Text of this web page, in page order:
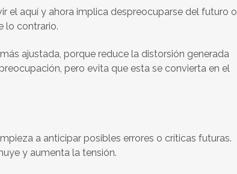
el aquí y ahora implica despreocuparse del futuro o
lo contrario.
ajustada, porque reduce la distorsión generada
pero evita que esta se convierta en el
a anticipar posibles errores o críticas futuras.
y aumenta la tensión.